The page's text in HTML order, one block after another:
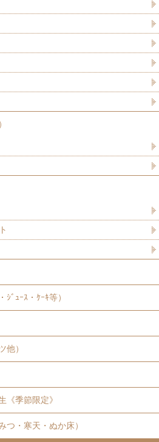
ﾞｭｰｽ・ｹｰｷ等）
他）
《季節限定》
つ・寒天・ぬか床）